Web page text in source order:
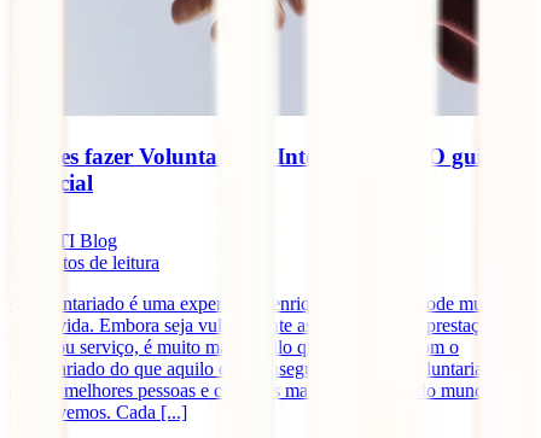
Queres fazer Voluntariado Internacional? O guia
essencial
IATI Blog
minutos de leitura
O voluntariado é uma experiência enriquecedora que pode mudar a
nossa vida. Embora seja vulgarmente associado a uma prestação de
ajuda ou serviço, é muito mais aquilo que ganhamos com o
voluntariado do que aquilo que conseguimos dar. O voluntariado faz
de nós melhores pessoas e cidadãos mais conscientes do mundo em
que vivemos. Cada [...]